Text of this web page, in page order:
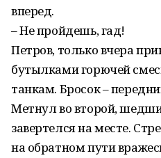
вперед.
– Не пройдешь, гад!
Петров, только вчера
бутылками горючей
танкам. Бросок –
Метнул во второй,
завертелся на месте.
на обратном пути